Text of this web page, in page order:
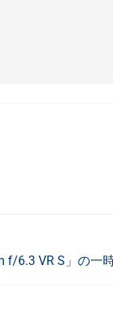
f/6.3 VR S」の一